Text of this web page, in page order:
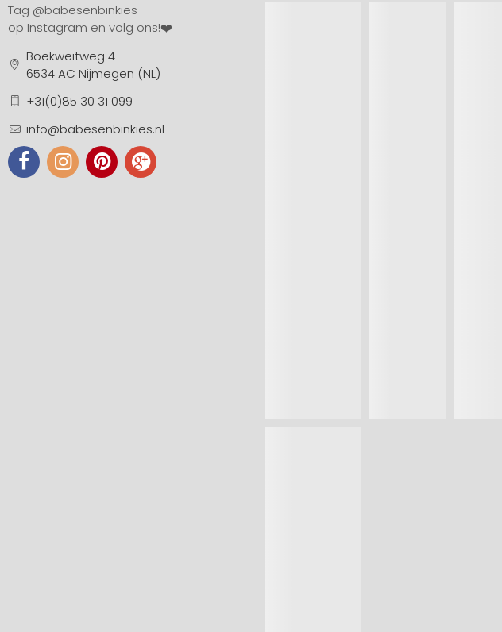
Tag @babesenbinkies
op Instagram en volg ons!❤️
Boekweitweg 4
6534 AC Nijmegen (NL)
+31(0)85 30 31 099
info@babesenbinkies.nl